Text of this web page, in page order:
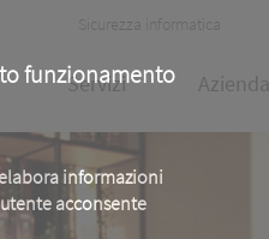
funzionamento
informazioni
acconsente
Header
Meta
Sicurezza informatica
Servizi Azienda